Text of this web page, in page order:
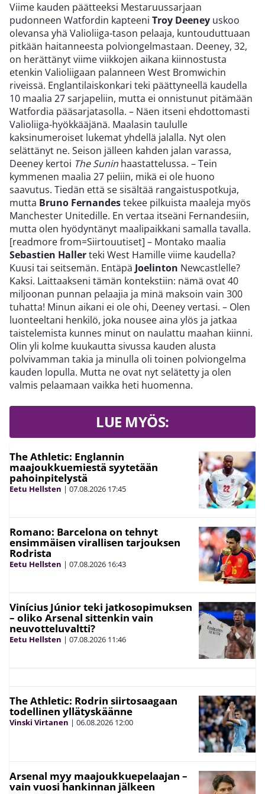
Viime kauden päätteeksi Mestaruussarjaan
pudonneen Watfordin kapteeni Troy Deeney uskoo
olevansa yhä Valioliiga-tason pelaaja, kuntouduttuaan
pitkään haitanneesta polviongelmastaan. Deeney, 32,
on herättänyt viime viikkojen aikana kiinnostusta
etenkin Valioliigaan palanneen West Bromwichin
riveissä. Englantilaiskonkari teki päättyneellä kaudella
10 maalia 27 sarjapeliin, mutta ei onnistunut pitämään
Watfordia pääsarjatasolla. – Näen itseni ehdottomasti
Valioliiga-hyökkääjänä. Maalasin taululle
kaksinumeroiset lukemat yhdellä jalalla. Nyt olen
selättänyt ne. Seison jälleen kahden jalan varassa,
Deeney kertoi The Sunin haastattelussa. – Tein
kymmenen maalia 27 peliin, mikä ei ole huono
saavutus. Tiedän että se sisältää rangaistuspotkuja,
mutta Bruno Fernandestekee pilkuista maaleja myös
Manchester Unitedille. En vertaa itseäni Fernandesiin,
mutta olen hyödyntänyt maalipaikkani samalla tavalla.
[readmore from=Siirtouutiset] – Montako maalia
Sebastien Hallerteki West Hamille viime kaudella?
Kuusi tai seitsemän. Entäpä Joelinton Newcastlelle?
Kaksi. Laittaakseni tämän kontekstiin: nämä ovat 40
miljoonan punnan pelaajia ja minä maksoin vain 300
tuhatta! Minun aikani ei ole ohi, Deeney vertasi. – Olen
luonteeltani henkilö, joka nousee aina ylös ja jatkaa
taistelemista kunnes minut on naulattu maahan kiinni.
Olin yli kolme kuukautta sivussa kauden alusta
polvivamman takia ja minulla oli toinen polviongelma
kauden lopulla. Mutta ne ovat nyt selätetty ja olen
valmis pelaamaan vaikka heti huomenna.
LUE MYÖS:
The Athletic: Englannin
maajoukkuemiestä syytetään
pahoinpitelystä
Eetu Hellsten | 07.08.2026 17:45
Romano: Barcelona on tehnyt
ensimmäisen virallisen tarjouksen
Rodrista
Eetu Hellsten | 07.08.2026 16:43
Vinícius Júnior teki jatkosopimuksen
– oliko Arsenal sittenkin vain
neuvotteluvaltti?
Eetu Hellsten | 07.08.2026 11:46
The Athletic: Rodrin siirtosaagaan
todellinen yllätyskäänne
Vinski Virtanen | 06.08.2026 12:00
Arsenal myy maajoukkuepelaajan –
vain vuosi hankinnan jälkeen